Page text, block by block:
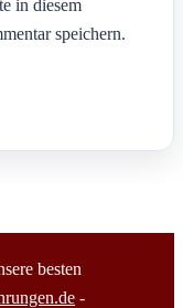
in diesem
speichern.
besten
-